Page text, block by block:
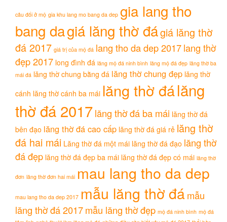
câu đối ở mộ gia khu lang mo bang da dep gia lang tho
bang dagiá lăng thờ đágiá lăng thờ
đá 2017 giá trị của mộ đá lang tho da dep 2017lang thờ
đẹp 2017 long đình đá lăng mộ đá ninh bình lăng mộ đá đẹp lăng thờ ba
mái đá lăng thờ chung bằng đá lăng thờ chung đẹp lăng thờ
cánh lăng thờ cánh ba mái lăng thờ đálăng
thờ đá 2017lăng thờ đá ba mái lăng thờ đá
bên đạo lăng thờ đá cao cấp lăng thờ đá giá rẻ lăng thờ
đá hai mái Lăng thờ đá một mái lăng thờ đá đạo lăng thờ
đá đẹp lăng thờ đá đẹp ba mái lăng thờ đá đẹp có mái lăng thờ
đơn lăng thờ đơn hai mái mau lang tho da dep
mau lang tho da dep 2017 mẫu lăng thờ đámẫu
lăng thờ đá 2017mẫu lăng thờ đẹp mộ đá ninh bình mộ đá